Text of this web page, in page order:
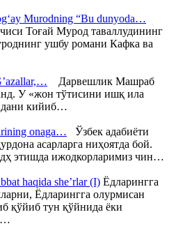
Murodning “Bu dunyoda…
Тоғай Мурод таваллудининг
ушбу романи Кафка ва
Дарвешлик Машраб
У «жон тўтисини ишқ ила
кийиб…
onaga… Ўзбек адабиёти
асарларга ниҳоятда бой.
этишда ижодкорларимиз чин…
haqida she’rlar (I) Ёдларингга
Ёдларингга олурмисан
қўйиб тун қўйнида ёки